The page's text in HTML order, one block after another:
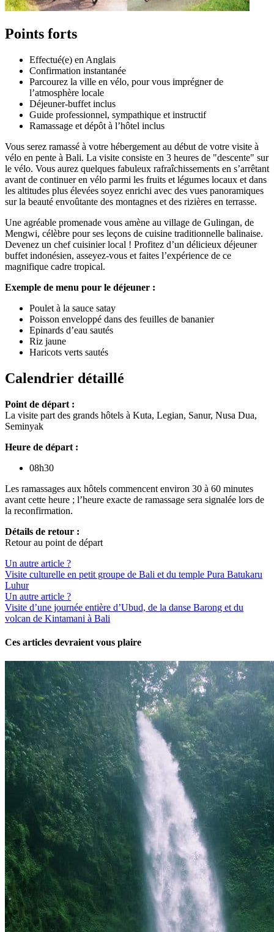
Points forts
Effectué(e) en Anglais
Confirmation instantanée
Parcourez la ville en vélo, pour vous imprégner de
l’atmosphère locale
Déjeuner-buffet inclus
Guide professionnel, sympathique et instructif
Ramassage et dépôt à l’hôtel inclus
Vous serez ramassé à votre hébergement au début de votre visite à
vélo en pente à Bali. La visite consiste en 3 heures de "descente" sur
le vélo. Vous aurez quelques fabuleux rafraîchissements en s’arrêtant
avant de continuer en vélo parmi les fruits et légumes locaux et dans
les altitudes plus élevées soyez enrichi avec des vues panoramiques
sur la beauté envoûtante des montagnes et des rizières en terrasse.
Une agréable promenade vous amène au village de Gulingan, de
Mengwi, célèbre pour ses leçons de cuisine traditionnelle balinaise.
Devenez un chef cuisinier local ! Profitez d’un délicieux déjeuner
buffet indonésien, asseyez-vous et faites l’expérience de ce
magnifique cadre tropical.
Exemple de menu pour le déjeuner :
Poulet à la sauce satay
Poisson enveloppé dans des feuilles de bananier
Epinards d’eau sautés
Riz jaune
Haricots verts sautés
Calendrier détaillé
Point de départ :
La visite part des grands hôtels à Kuta, Legian, Sanur, Nusa Dua,
Seminyak
Heure de départ :
08h30
Les ramassages aux hôtels commencent environ 30 à 60 minutes
avant cette heure ; l’heure exacte de ramassage sera signalée lors de
la reconfirmation.
Détails de retour :
Retour au point de départ
Un autre article ?
Visite culturelle en petit groupe de Bali et du temple Pura Batukaru
Luhur
Un autre article ?
Visite d’une journée entière d’Ubud, de la danse Barong et du
volcan de Kintamani à Bali
Ces articles devraient vous plaire